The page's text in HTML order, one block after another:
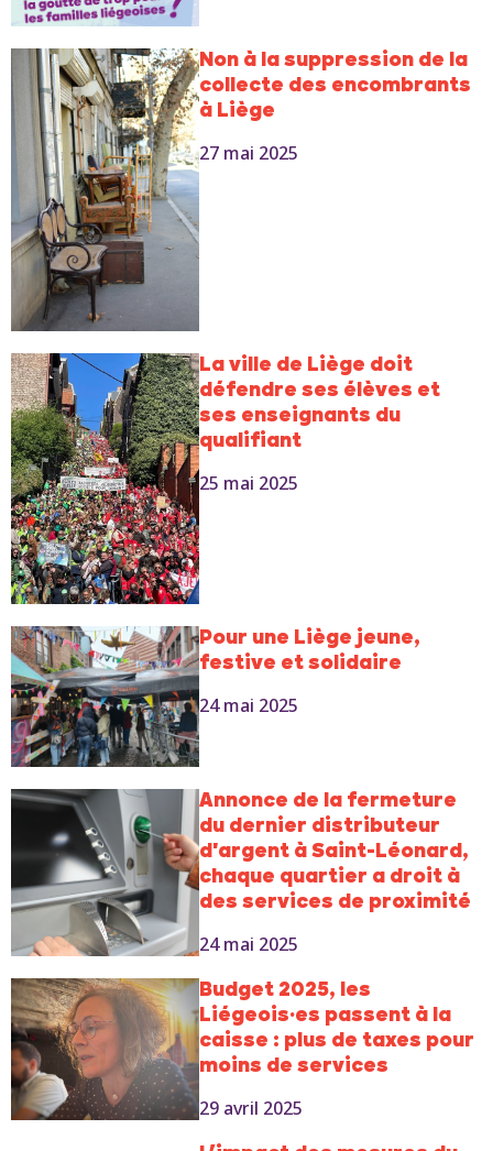
Non à la suppression de la
collecte des encombrants
à Liège
27 mai 2025
La ville de Liège doit
défendre ses élèves et
ses enseignants du
qualifiant
25 mai 2025
Pour une Liège jeune,
festive et solidaire
24 mai 2025
Annonce de la fermeture
du dernier distributeur
d'argent à Saint-Léonard,
chaque quartier a droit à
des services de proximité
24 mai 2025
Budget 2025, les
Liégeois·es passent à la
caisse : plus de taxes pour
moins de services
29 avril 2025